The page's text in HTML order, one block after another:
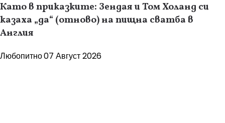
Като в приказките: Зендая и Том Холанд си
казаха „да“ (отново) на пищна сватба в
Англия
Любопитно07 Август 2026